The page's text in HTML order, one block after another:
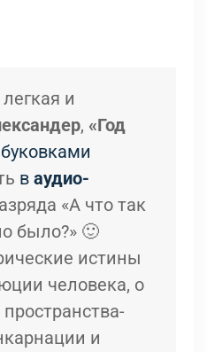
и
, «Год
буковками
в аудио-
«А что так
было?» 🙂
истины
человека, о
и